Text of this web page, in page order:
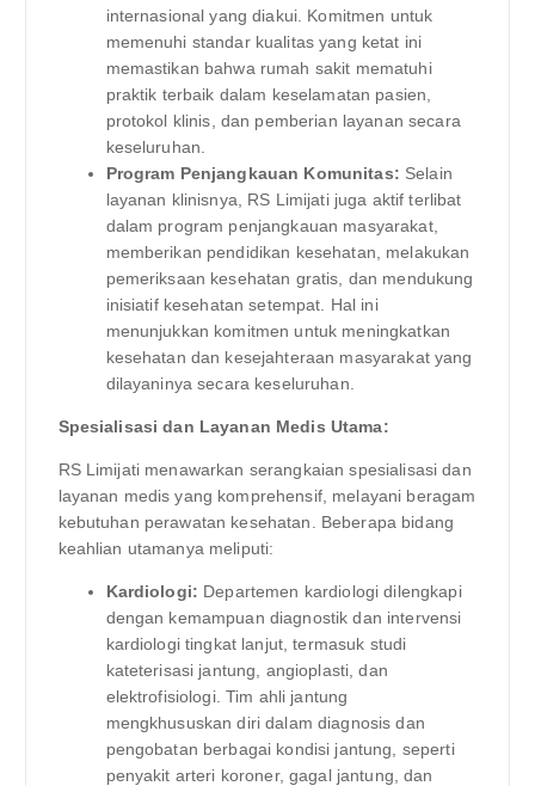
internasional yang diakui. Komitmen untuk
memenuhi standar kualitas yang ketat ini
memastikan bahwa rumah sakit mematuhi
praktik terbaik dalam keselamatan pasien,
protokol klinis, dan pemberian layanan secara
keseluruhan.
Program Penjangkauan Komunitas: Selain
layanan klinisnya, RS Limijati juga aktif terlibat
dalam program penjangkauan masyarakat,
memberikan pendidikan kesehatan, melakukan
pemeriksaan kesehatan gratis, dan mendukung
inisiatif kesehatan setempat. Hal ini
menunjukkan komitmen untuk meningkatkan
kesehatan dan kesejahteraan masyarakat yang
dilayaninya secara keseluruhan.
Spesialisasi dan Layanan Medis Utama:
RS Limijati menawarkan serangkaian spesialisasi dan
layanan medis yang komprehensif, melayani beragam
kebutuhan perawatan kesehatan. Beberapa bidang
keahlian utamanya meliputi:
Kardiologi: Departemen kardiologi dilengkapi
dengan kemampuan diagnostik dan intervensi
kardiologi tingkat lanjut, termasuk studi
kateterisasi jantung, angioplasti, dan
elektrofisiologi. Tim ahli jantung
mengkhususkan diri dalam diagnosis dan
pengobatan berbagai kondisi jantung, seperti
penyakit arteri koroner, gagal jantung, dan